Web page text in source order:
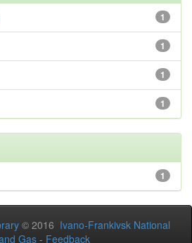
1
1
1
1
1
© 2016 Ivano-Frankivsk National
Gas - Feedback